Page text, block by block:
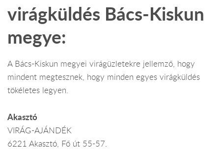
virágküldés Bács-Kiskun
megye:
A Bács-Kiskun megyei virágüzletekre jellemző, hogy
mindent megtesznek, hogy minden egyes virágküldés
tökéletes legyen.
Akasztó
VIRÁG-AJÁNDÉK
6221 Akasztó, Fő út 55-57.